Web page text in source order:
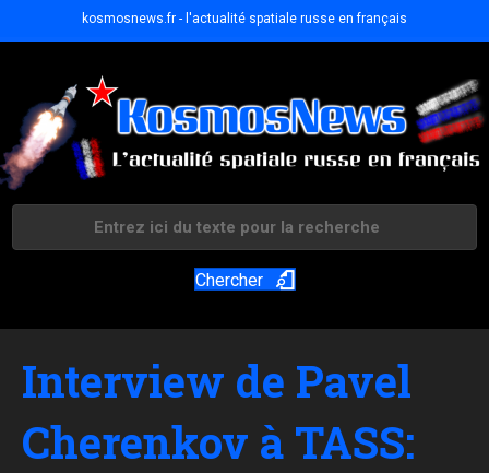
kosmosnews.fr - l'actualité spatiale russe en français
Chercher
Interview de Pavel
Cherenkov à TASS: